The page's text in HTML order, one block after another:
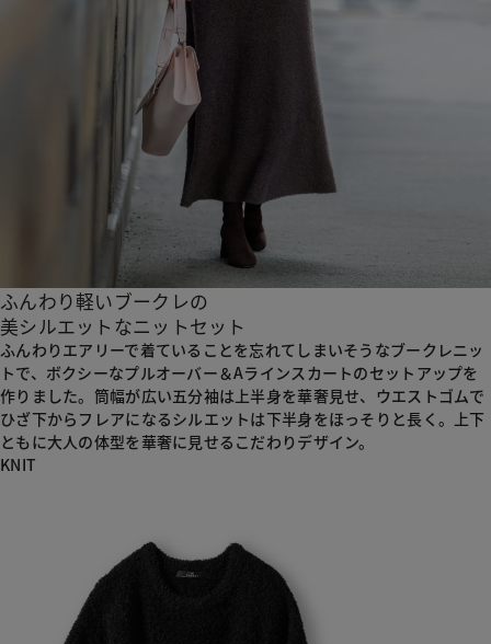
ふんわり軽いブークレの
美シルエットなニットセット
ふんわりエアリーで着ていることを忘れてしまいそうなブークレニッ
トで、ボクシーなプルオーバー＆Aラインスカートのセットアップを
作りました。 筒幅が広い五分袖は上半身を華奢見せ、ウエストゴムで
ひざ下からフレアになるシルエットは下半身をほっそりと長く。 上下
ともに大人の体型を華奢に見せるこだわりデザイン。
KNIT